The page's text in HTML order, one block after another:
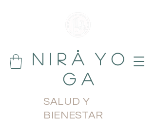
N i r å Y o
g a
SALUD Y
BIENESTAR